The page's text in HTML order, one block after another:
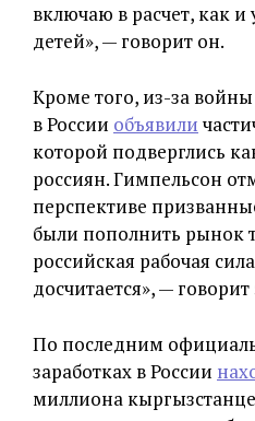
включаю в расчет, как
детей», — говорит он.
Кроме того, из-за
в России объявили
которой подверглись
россиян. Гимпельсон
перспективе
были пополнить рынок
российская рабочая
досчитается», —
По последним
заработках в России
миллиона